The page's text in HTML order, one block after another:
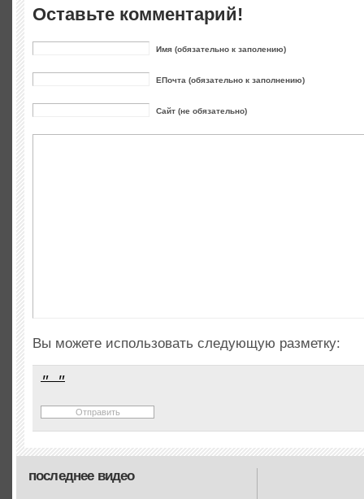
Оставьте комментарий!
Имя (обязательно к заполению)
ЕПочта (обязательно к заполнению)
Сайт (не обязательно)
Вы можете использовать следующую разметку:
последнее видео